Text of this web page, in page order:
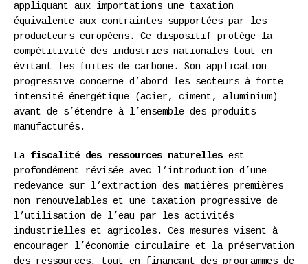
appliquant aux importations une taxation
équivalente aux contraintes supportées par les
producteurs européens. Ce dispositif protège la
compétitivité des industries nationales tout en
évitant les fuites de carbone. Son application
progressive concerne d’abord les secteurs à forte
intensité énergétique (acier, ciment, aluminium)
avant de s’étendre à l’ensemble des produits
manufacturés.
La fiscalité des ressources naturelles est
profondément révisée avec l’introduction d’une
redevance sur l’extraction des matières premières
non renouvelables et une taxation progressive de
l’utilisation de l’eau par les activités
industrielles et agricoles. Ces mesures visent à
encourager l’économie circulaire et la préservation
des ressources, tout en finançant des programmes de